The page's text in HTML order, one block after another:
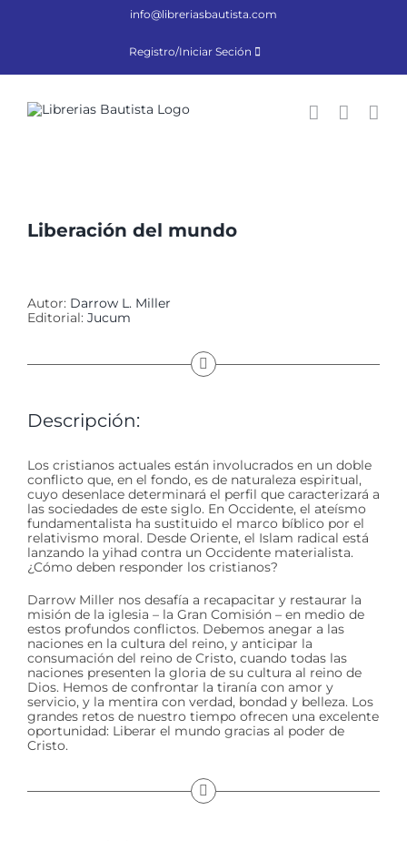
info@libreriasbautista.com
Registro/Iniciar Seción
Liberación del mundo
Autor: Darrow L. Miller
Editorial: Jucum
Descripción:
Los cristianos actuales están involucrados en un doble
conflicto que, en el fondo, es de naturaleza espiritual,
cuyo desenlace determinará el perfil que caracterizará a
las sociedades de este siglo. En Occidente, el ateísmo
fundamentalista ha sustituido el marco bíblico por el
relativismo moral. Desde Oriente, el Islam radical está
lanzando la yihad contra un Occidente materialista.
¿Cómo deben responder los cristianos?
Darrow Miller nos desafía a recapacitar y restaurar la
misión de la iglesia – la Gran Comisión – en medio de
estos profundos conflictos. Debemos anegar a las
naciones en la cultura del reino, y anticipar la
consumación del reino de Cristo, cuando todas las
naciones presenten la gloria de su cultura al reino de
Dios. Hemos de confrontar la tiranía con amor y
servicio, y la mentira con verdad, bondad y belleza. Los
grandes retos de nuestro tiempo ofrecen una excelente
oportunidad: Liberar el mundo gracias al poder de
Cristo.